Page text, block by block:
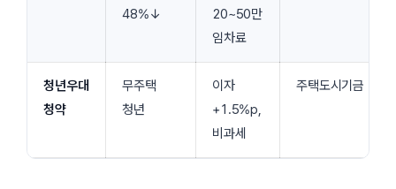
48%↓
20~50만
임차료
청년우대
청약
무주택
청년
이자
+1.5%p,
비과세
주택도시기금